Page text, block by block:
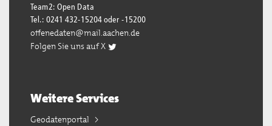
Team2: Open Data
Tel.: 0241 432-15204 oder -15200
offenedaten@mail.aachen.de
Folgen Sie uns auf X
Weitere Services
Geodatenportal